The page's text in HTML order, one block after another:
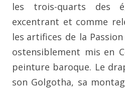
les trois-quarts des
excentrant et comme
les artifices de la
ostensiblement mis en
peinture baroque. Le
son Golgotha, sa